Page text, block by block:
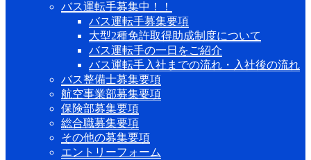
バス運転手募集中！！
バス運転手募集要項
大型2種免許取得助成制度について
バス運転手の一日をご紹介
バス運転手入社までの流れ・入社後の流れ
バス整備士募集要項
航空事業部募集要項
保険部募集要項
総合職募集要項
その他の募集要項
エントリーフォーム